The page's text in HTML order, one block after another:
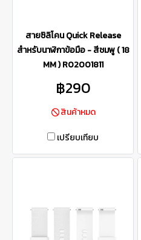
สายซิลิโคน Quick Release
สำหรับนาฬิกาข้อมือ - สีชมพู ( 18
MM ) R02001811
฿290
สินค้าหมด
เปรียบเทียบ